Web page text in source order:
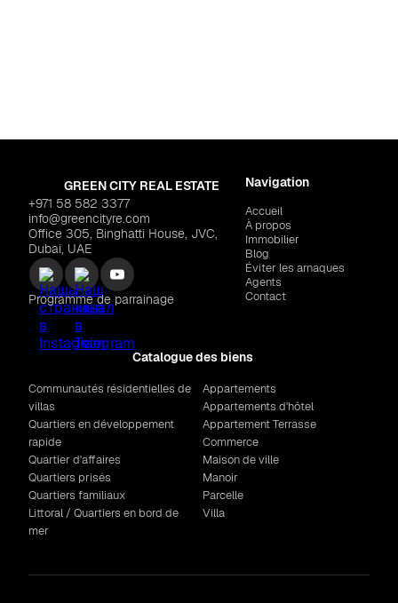
GREEN CITY REAL ESTATE
+971 58 582 3377
info@greencityre.com
Office 305, Binghatti House, JVC,
Dubai, UAE
Programme de parrainage
Navigation
Accueil
À propos
Immobilier
Blog
Éviter les arnaques
Agents
Contact
Catalogue des biens
Communautés résidentielles de
villas
Quartiers en développement
rapide
Quartier d'affaires
Quartiers prisés
Quartiers familiaux
Littoral / Quartiers en bord de
mer
Appartements
Appartements d'hôtel
Appartement Terrasse
Commerce
Maison de ville
Manoir
Parcelle
Villa